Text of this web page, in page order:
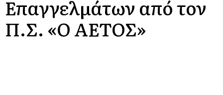
Επαγγελμάτων από τον
Π.Σ. «Ο ΑΕΤΟΣ»